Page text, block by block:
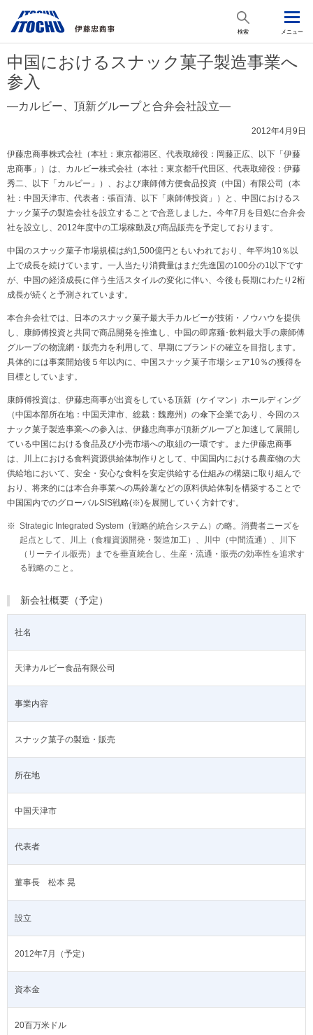
検索 メニュー
中国におけるスナック菓子製造事業へ
参入
―カルビー、頂新グループと合弁会社設立―
2012年4月9日
伊藤忠商事株式会社（本社：東京都港区、代表取締役：岡藤正広、以下「伊藤
忠商事」）は、カルビー株式会社（本社：東京都千代田区、代表取締役：伊藤
秀二、以下「カルビー」）、および康師傅方便食品投資（中国）有限公司（本
社：中国天津市、代表者：張百清、以下「康師傅投資」）と、中国におけるス
ナック菓子の製造会社を設立することで合意しました。今年7月を目処に合弁会
社を設立し、2012年度中の工場稼動及び商品販売を予定しております。
中国のスナック菓子市場規模は約1,500億円ともいわれており、年平均10％以
上で成長を続けています。一人当たり消費量はまだ先進国の100分の1以下です
が、中国の経済成長に伴う生活スタイルの変化に伴い、今後も長期にわたり2桁
成長が続くと予測されています。
本合弁会社では、日本のスナック菓子最大手カルビーが技術・ノウハウを提供
し、康師傅投資と共同で商品開発を推進し、中国の即席麺･飲料最大手の康師傅
グループの物流網・販売力を利用して、早期にブランドの確立を目指します。
具体的には事業開始後５年以内に、中国スナック菓子市場シェア10％の獲得を
目標としています。
康師傅投資は、伊藤忠商事が出資をしている頂新（ケイマン）ホールディング
（中国本部所在地：中国天津市、総裁：魏應州）の傘下企業であり、今回のス
ナック菓子製造事業への参入は、伊藤忠商事が頂新グループと加速して展開し
ている中国における食品及び小売市場への取組の一環です。また伊藤忠商事
は、川上における食料資源供給体制作りとして、中国国内における農産物の大
供給地において、安全・安心な食料を安定供給する仕組みの構築に取り組んで
おり、将来的には本合弁事業への馬鈴薯などの原料供給体制を構築することで
中国国内でのグローバルSIS戦略(※)を展開していく方針です。
Strategic Integrated System（戦略的統合システム）の略。消費者ニーズを
起点として、川上（食糧資源開発・製造加工）、川中（中間流通）、川下
（リーテイル販売）までを垂直統合し、生産・流通・販売の効率性を追求す
る戦略のこと。
新会社概要（予定）
社名
天津カルビー食品有限公司
事業内容
スナック菓子の製造・販売
所在地
中国天津市
代表者
菫事長 松本 晃
設立
2012年7月（予定）
資本金
20百万米ドル